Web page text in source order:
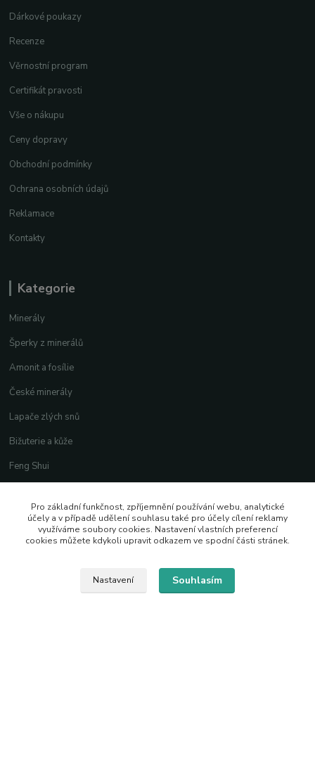
Dárkové poukazy
Recenze
Věrnostní program
Certifikát pravosti
Vše o nákupu
Ceny dopravy
Obchodní podmínky
Ochrana osobních údajů
Reklamace
Kontakty
Kategorie
Minerály
Šperky z minerálů
Amonit a fosílie
České minerály
Lapače zlých snů
Bižuterie a kůže
Feng Shui
Kontaktní údaje
Pro základní funkčnost, zpříjemnění používání webu, analytické
účely a v případě udělení souhlasu také pro účely cílení reklamy
využíváme soubory cookies. Nastavení vlastních preferencí
cookies můžete kdykoli upravit odkazem ve spodní části stránek.
Nastavení Souhlasím